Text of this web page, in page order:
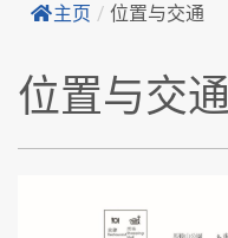
主页 / 位置与交通
位置与交通